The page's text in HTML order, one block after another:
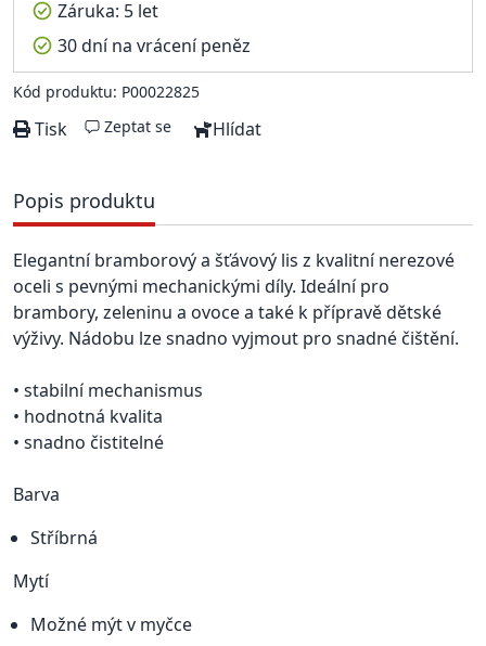
Záruka: 5 let
30 dní na vrácení peněz
Kód produktu: P00022825
Tisk Zeptat se Hlídat
Popis produktu
Elegantní bramborový a šťávový lis z kvalitní nerezové
oceli s pevnými mechanickými díly. Ideální pro
brambory, zeleninu a ovoce a také k přípravě dětské
výživy. Nádobu lze snadno vyjmout pro snadné čištění.
• stabilní mechanismus
• hodnotná kvalita
• snadno čistitelné
Barva
Stříbrná
Mytí
Možné mýt v myčce